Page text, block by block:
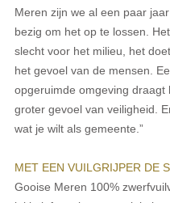
Meren zijn we al een paar
bezig om het op te lossen.
slecht voor het milieu, het
het gevoel van de mensen.
opgeruimde omgeving draagt
groter gevoel van veiligheid.
wat je wilt als gemeente.”
MET EEN VUILGRIJPER DE
Gooise Meren 100%